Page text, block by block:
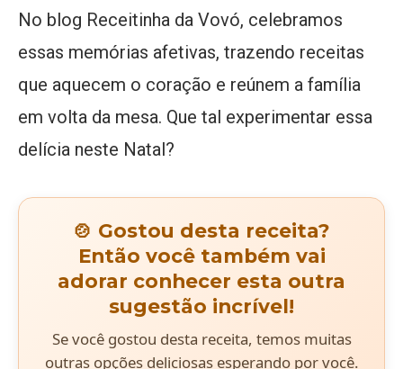
No blog Receitinha da Vovó, celebramos
essas memórias afetivas, trazendo receitas
que aquecem o coração e reúnem a família
em volta da mesa. Que tal experimentar essa
delícia neste Natal?
🍲 Gostou desta receita?
Então você também vai
adorar conhecer esta outra
sugestão incrível!
Se você gostou desta receita, temos muitas
outras opções deliciosas esperando por você.